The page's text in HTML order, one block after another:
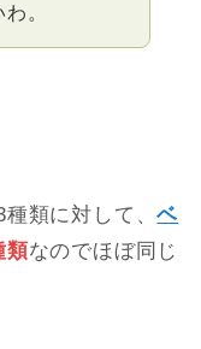
。
種類に対して、ベ
類なのでほぼ同じ